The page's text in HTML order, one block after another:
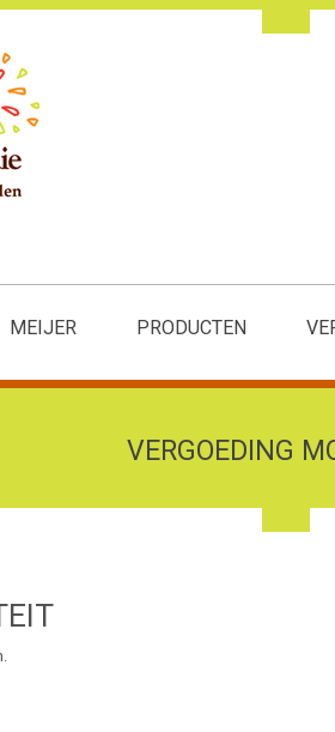
MEIJER PRODUCTEN
VERGOEDING